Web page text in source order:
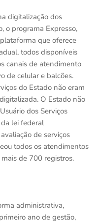
digitalização dos
o programa Expresso,
que oferece
todos disponíveis
canais de atendimento
de celular e balcões.
do Estado não eram
O Estado não
dos Serviços
lei federal
de serviços
todos os atendimentos
de 700 registros.
administrativa,
ano de gestão,